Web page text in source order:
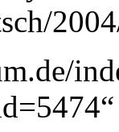
“